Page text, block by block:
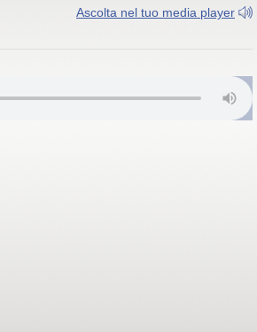
Ascolta nel tuo media player